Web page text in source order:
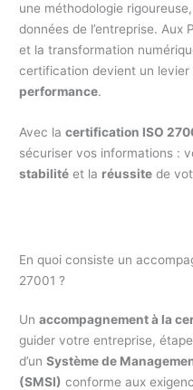
une méthodologie
données de l’entreprise. Aux
et la transformation
certification devient un
performance.
Avec lacertification ISO
sécuriser vos informations :
stabilité et la réussite de
En quoi consiste un
27001 ?
Unaccompagnement à la
guider votre entreprise,
d’unSystème de
(SMSI) conforme aux